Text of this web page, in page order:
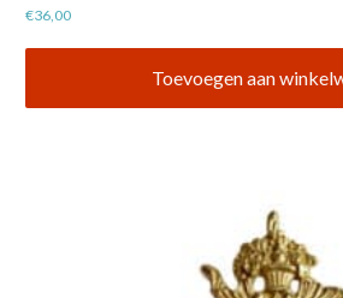
€36,00
Toevoegen aan